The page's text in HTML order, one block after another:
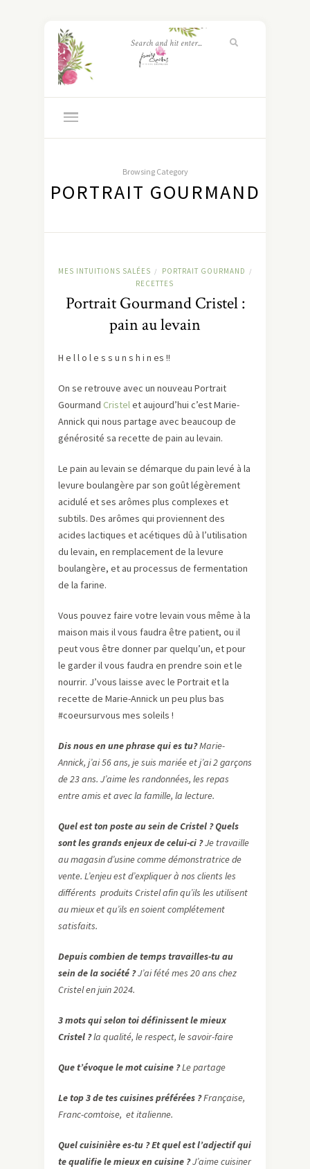
Browsing Category
PORTRAIT GOURMAND
MES INTUITIONS SALÉES / PORTRAIT GOURMAND /
RECETTES
Portrait Gourmand Cristel :
pain au levain
H e l l o l e s s u n s h i n es !!
On se retrouve avec un nouveau Portrait
Gourmand Cristelet aujourd’hui c’est Marie-
Annick qui nous partage avec beaucoup de
générosité sa recette de pain au levain.
Le pain au levain se démarque du pain levé à la
levure boulangère par son goût légèrement
acidulé et ses arômes plus complexes et
subtils. Des arômes qui proviennent des
acides lactiques et acétiques dû à l’utilisation
du levain, en remplacement de la levure
boulangère, et au processus de fermentation
de la farine.
Vous pouvez faire votre levain vous même à la
maison mais il vous faudra être patient, ou il
peut vous être donner par quelqu’un, et pour
le garder il vous faudra en prendre soin et le
nourrir. J’vous laisse avec le Portrait et la
recette de Marie-Annick un peu plus bas
#coeursurvous mes soleils !
Dis nous en une phrase qui es tu?Marie-
Annick, j’ai 56 ans, je suis mariée et j’ai 2 garçons
de 23 ans. J’aime les randonnées, les repas
entre amis et avec la famille, la lecture.
Quel est ton poste au sein de Cristel ? Quels
sont les grands enjeux de celui-ci ?Je travaille
au magasin d’usine comme démonstratrice de
vente. L’enjeu est d’expliquer à nos clients les
différents produits Cristel afin qu’ils les utilisent
au mieux et qu’ils en soient complétement
satisfaits.
Depuis combien de temps travailles-tu au
sein de la société ?J’ai fété mes 20 ans chez
Cristel en juin 2024.
3 mots qui selon toi définissent le mieux
Cristel ?la qualité, le respect, le savoir-faire
Que t’évoque le mot cuisine ?Le partage
Le top 3 de tes cuisines préférées ?Française,
Franc-comtoise, et italienne.
Quel cuisinière es-tu ? Et quel est l’adjectif qui
te qualifie le mieux en cuisine ?J’aime cuisiner